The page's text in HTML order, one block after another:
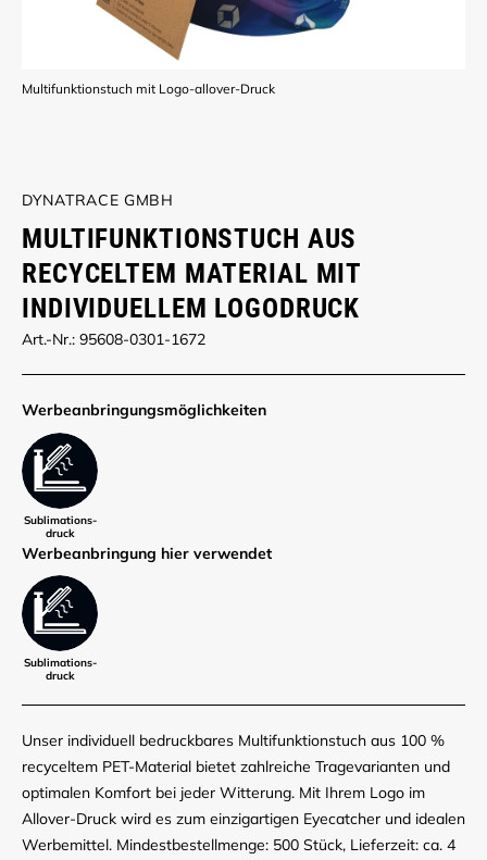
Multifunktionstuch mit Logo-allover-Druck
DYNATRACE GMBH
MULTIFUNKTIONSTUCH AUS
RECYCELTEM MATERIAL MIT
INDIVIDUELLEM LOGODRUCK
Art.-Nr.: 95608-0301-1672
Werbe­anbringungs­möglich­keiten
Sublimations­
druck
Werbe­anbringung hier verwendet
Sublimations­
druck
Unser individuell bedruckbares Multifunktionstuch aus 100 %
recyceltem PET-Material bietet zahlreiche Tragevarianten und
optimalen Komfort bei jeder Witterung. Mit Ihrem Logo im
Allover-Druck wird es zum einzigartigen Eyecatcher und idealen
Werbemittel. Mindestbestellmenge: 500 Stück, Lieferzeit: ca. 4